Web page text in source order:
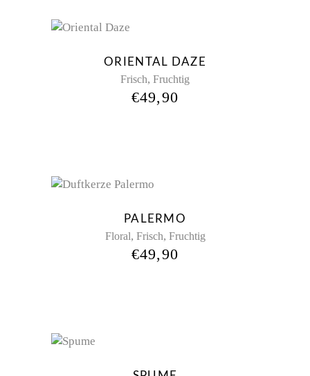
ORIENTAL DAZE
Frisch, Fruchtig
€49,90
PALERMO
Floral, Frisch, Fruchtig
€49,90